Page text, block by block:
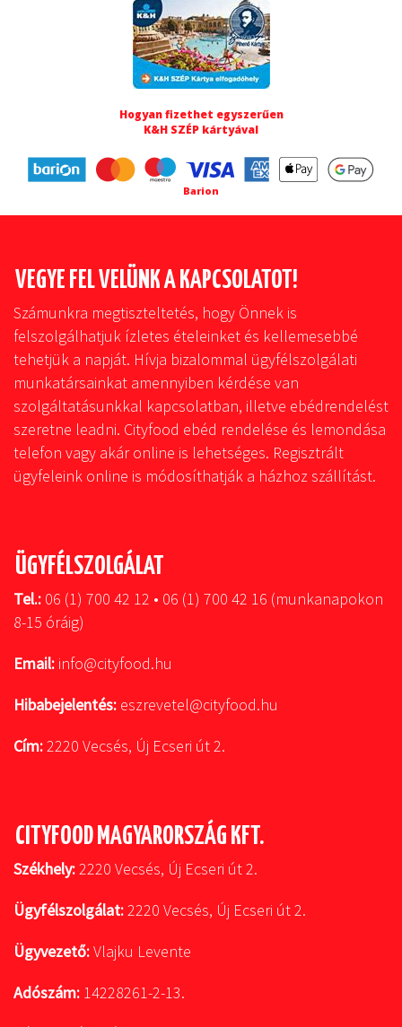
Hogyan fizethet egyszerűen
K&H SZÉP kártyával
Barion
VEGYE FEL VELÜNK A KAPCSOLATOT!
Számunkra megtiszteltetés, hogy Önnek is
felszolgálhatjuk ízletes ételeinket és kellemesebbé
tehetjük a napját. Hívja bizalommal ügyfélszolgálati
munkatársainkat amennyiben kérdése van
szolgáltatásunkkal kapcsolatban, illetve ebédrendelést
szeretne leadni. Cityfood ebéd rendelése és lemondása
telefon vagy akár online is lehetséges. Regisztrált
ügyfeleink online is módosíthatják a házhoz szállítást.
ÜGYFÉLSZOLGÁLAT
Tel.: 06 (1) 700 42 12 • 06 (1) 700 42 16 (munkanapokon
8-15 óráig)
Email: info@cityfood.hu
Hibabejelentés: eszrevetel@cityfood.hu
Cím:2220 Vecsés, Új Ecseri út 2.
CITYFOOD MAGYARORSZÁG KFT.
Székhely:2220 Vecsés, Új Ecseri út 2.
Ügyfélszolgálat:2220 Vecsés, Új Ecseri út 2.
Ügyvezető:Vlajku Levente
Adószám: 14228261-2-13.